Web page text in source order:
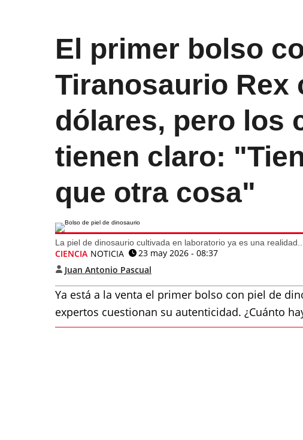
El primer bolso
Tiranosaurio Rex
dólares, pero los
tienen claro:
que otra cosa"
La piel de dinosaurio cultivada en laboratorio ya es una
CIENCIA NOTICIA
23 may 2026 - 08:37
Juan Antonio Pascual
Ya está a la venta el primer bolso con piel de
expertos cuestionan su autenticidad. ¿Cuánto